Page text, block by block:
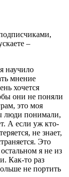
–
научило
мнение
хочется
они не поняли
это моя
люди понимали,
А если уж кто-
не знает,
Это
я не из
Как-то раз
не портить